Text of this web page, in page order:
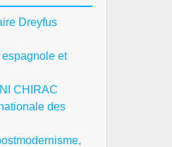
Dreyfus
et
CHIRAC
des